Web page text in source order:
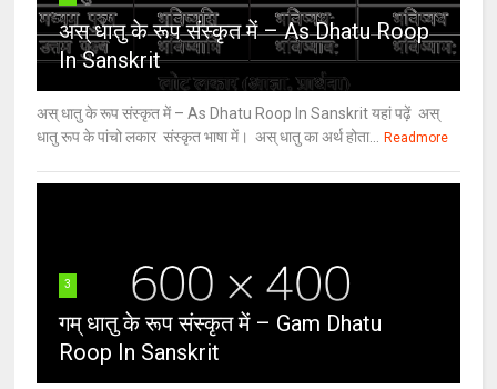
अस् धातु के रूप संस्कृत में – As Dhatu Roop
In Sanskrit
अस् धातु के रूप संस्कृत में – As Dhatu Roop In Sanskrit यहां पढ़ें अस्
धातु रूप के पांचो लकार संस्कृत भाषा में। अस् धातु का अर्थ होता... Readmore
3
गम् धातु के रूप संस्कृत में – Gam Dhatu
Roop In Sanskrit